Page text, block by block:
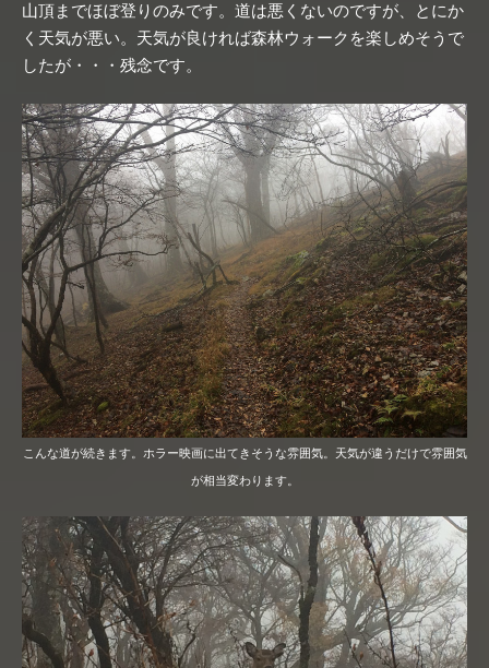
山頂までほぼ登りのみです。道は悪くないのですが、とにか
く天気が悪い。天気が良ければ森林ウォークを楽しめそうで
したが・・・残念です。
こんな道が続きます。ホラー映画に出てきそうな雰囲気。天気が違うだけで雰囲気
が相当変わります。